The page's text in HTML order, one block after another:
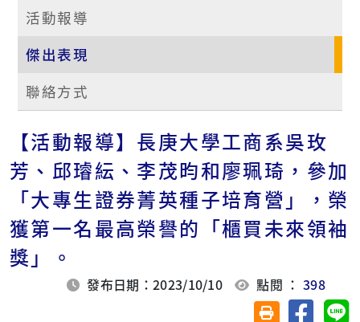
活動報導
傑出表現
聯絡方式
【活動報導】長庚大學工商系吳玫
芳、邱璿紜、李茂昀和廖珮琦，參加
「大專生證券菁英種子培育營」，榮
獲第一名最高榮譽的「櫃買未來領袖
獎」。
發布日期：2023/10/10 點閱 ：398
友善列印(另開視
分享至